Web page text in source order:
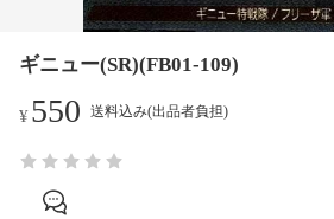
ギニュー(SR)(FB01-109)
¥550 送料込み(出品者負担)